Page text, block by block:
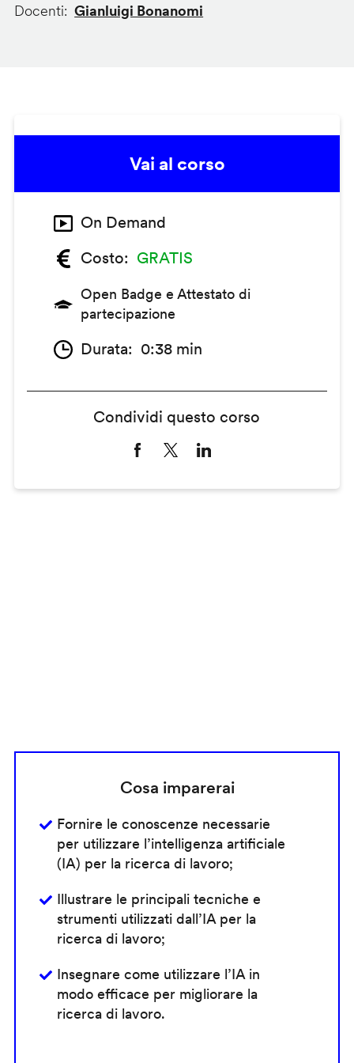
Docenti Gianluigi Bonanomi
Vai al corso
On Demand
Costo
GRATIS
Open Badge e Attestato di
partecipazione
Durata 0:38 min
Condividi questo corso
Cosa imparerai
Fornire le conoscenze necessarie
per utilizzare l’intelligenza artificiale
(IA) per la ricerca di lavoro;
Illustrare le principali tecniche e
strumenti utilizzati dall’IA per la
ricerca di lavoro;
Insegnare come utilizzare l’IA in
modo efficace per migliorare la
ricerca di lavoro.